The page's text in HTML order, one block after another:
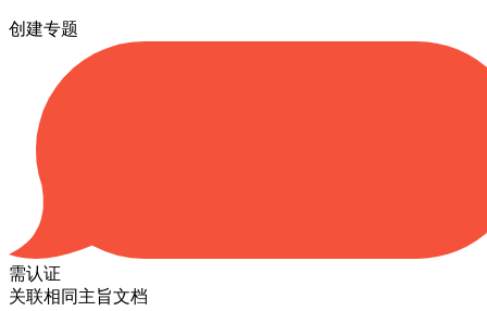
创建专题
需认证
关联相同主旨文档